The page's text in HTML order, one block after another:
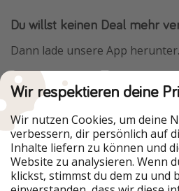
Du willst keinen Deal mehr
Dann lade unsere App herunter.
Urlaubspiraten ist Teil der
Unsere Märkte
PiratinViaggio
VakantiePiraten
Wir respektieren deine
Wir nutzen Cookies, um deine
verbessern, dir persönlich auf
Inhalte liefern zu können und
Website zu analysieren. Wenn
klickst, stimmst du dem zu und